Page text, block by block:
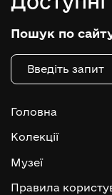
Пошук по
Головна
Колекції
Музеї
Правила